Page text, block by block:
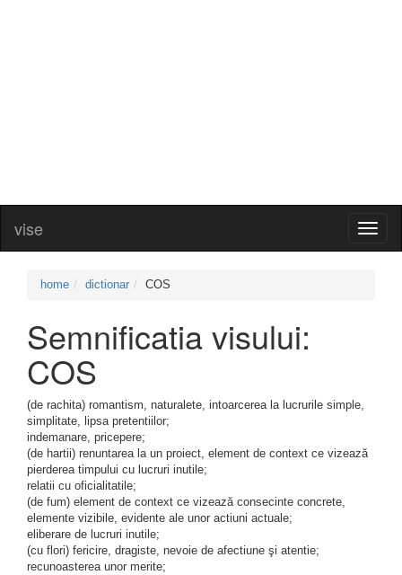
vise
home dictionar COS
Semnificatia visului:
COS
(de rachita) romantism, naturalete, intoarcerea la lucrurile simple,
simplitate, lipsa pretentiilor;
indemanare, pricepere;
(de hartii) renuntarea la un proiect, element de context ce vizează
pierderea timpului cu lucruri inutile;
relatii cu oficialitatile;
(de fum) element de context ce vizează consecinte concrete,
elemente vizibile, evidente ale unor actiuni actuale;
eliberare de lucruri inutile;
(cu flori) fericire, dragiste, nevoie de afectiune şi atentie;
recunoasterea unor merite;